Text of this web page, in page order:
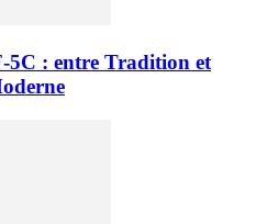
5C : entre Tradition et